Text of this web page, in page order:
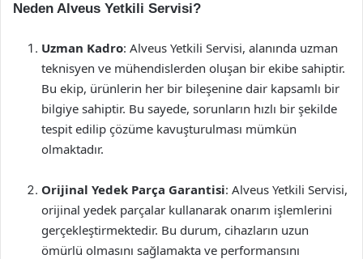
Neden Alveus Yetkili Servisi?
Uzman Kadro: Alveus Yetkili Servisi, alanında uzman
teknisyen ve mühendislerden oluşan bir ekibe sahiptir.
Bu ekip, ürünlerin her bir bileşenine dair kapsamlı bir
bilgiye sahiptir. Bu sayede, sorunların hızlı bir şekilde
tespit edilip çözüme kavuşturulması mümkün
olmaktadır.
Orijinal Yedek Parça Garantisi: Alveus Yetkili Servisi,
orijinal yedek parçalar kullanarak onarım işlemlerini
gerçekleştirmektedir. Bu durum, cihazların uzun
ömürlü olmasını sağlamakta ve performansını